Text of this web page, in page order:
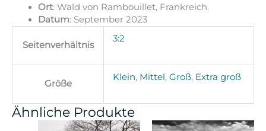
Ort: Wald von Rambouillet, Frankreich.
Datum: September 2023
Seitenverhältnis
3:2
Größe
Klein, Mittel , Groß, Extra groß
Ähnliche Produkte